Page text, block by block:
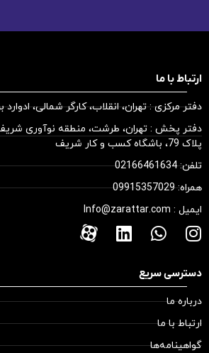
ارتباط با ما
دفتر مرکزی : تهران، انقلاب، کارگر شمالی، ادوارد
دفتر پخش : تهران، طرشت، منطقه نوآوری
پلاک 79، باشگاه کسب و کار شریف
تلفن: 02166461634
همراه: 09915357029
ایمیل : Info@zarattar.com
دسترسی سریع
درباره ما
ارتباط با ما
گواهینامه‌ها